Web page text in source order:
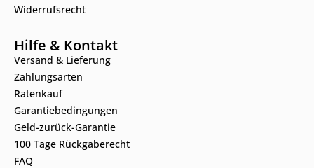
Widerrufsrecht
Hilfe & Kontakt
Versand & Lieferung
Zahlungsarten
Ratenkauf
Garantiebedingungen
Geld-zurück-Garantie
100 Tage Rückgaberecht
FAQ